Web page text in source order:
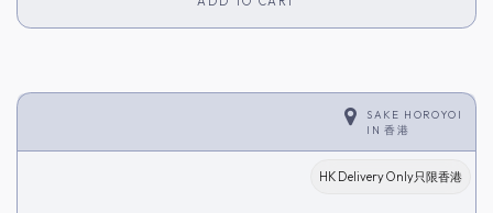
SAKE HOROYOI
IN香港
HK Delivery Only只限香港